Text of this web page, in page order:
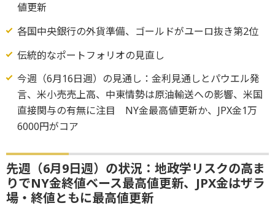
値更新
各国中央銀行の外貨準備、ゴールドがユーロ抜き第2位
伝統的なポートフォリオの見直し
今週（6月16日週）の見通し：金利見通しとパウエル発
言、米小売売上高、中東情勢は原油輸送への影響、米国
直接関与の有無に注目 NY金最高値更新か、JPX金1万
6000円がコア
先週（6月9日週）の状況：地政学リスクの高ま
りでNY金終値ベース最高値更新、JPX金はザラ
場・終値ともに最高値更新